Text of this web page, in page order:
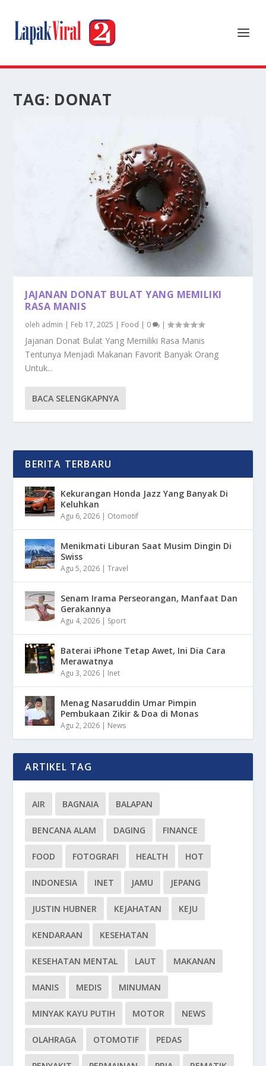
TAG: DONAT
JAJANAN DONAT BULAT YANG MEMILIKI
RASA MANIS
oleh admin | Feb 17, 2025 | Food | 0 |
Jajanan Donat Bulat Yang Memiliki Rasa Manis
Tentunya Menjadi Makanan Favorit Banyak Orang
Untuk...
BACA SELENGKAPNYA
BERITA TERBARU
Kekurangan Honda Jazz Yang Banyak Di
Keluhkan
Agu 6, 2026 | Otomotif
Menikmati Liburan Saat Musim Dingin Di
Swiss
Agu 5, 2026 |Travel
Senam Irama Perseorangan, Manfaat Dan
Gerakannya
Agu 4, 2026 | Sport
Baterai iPhone Tetap Awet, Ini Dia Cara
Merawatnya
Agu 3, 2026 | Inet
Menag Nasaruddin Umar Pimpin
Pembukaan Zikir & Doa di Monas
Agu 2, 2026 | News
ARTIKEL TAG
AIR BAGNAIA BALAPAN
BENCANA ALAM DAGING FINANCE
FOOD FOTOGRAFI HEALTH HOT
INDONESIA INET JAMU JEPANG
JUSTIN HUBNER KEJAHATAN KEJU
KENDARAAN KESEHATAN
KESEHATAN MENTAL LAUT MAKANAN
MANIS MEDIS MINUMAN
MINYAK KAYU PUTIH MOTOR NEWS
OLAHRAGA OTOMOTIF PEDAS